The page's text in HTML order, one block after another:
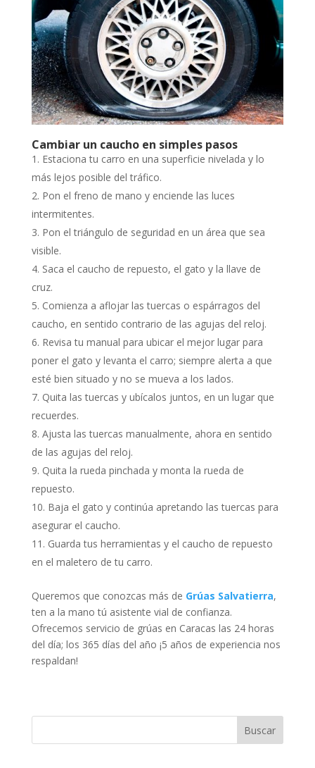
Cambiar un caucho en simples pasos
Estaciona tu carro en una superficie nivelada y lo
más lejos posible del tráfico.
Pon el freno de mano y enciende las luces
intermitentes.
Pon el triángulo de seguridad en un área que sea
visible.
Saca el caucho de repuesto, el gato y la llave de
cruz.
Comienza a aflojar las tuercas o espárragos del
caucho, en sentido contrario de las agujas del reloj.
Revisa tu manual para ubicar el mejor lugar para
poner el gato y levanta el carro; siempre alerta a que
esté bien situado y no se mueva a los lados.
Quita las tuercas y ubícalos juntos, en un lugar que
recuerdes.
Ajusta las tuercas manualmente, ahora en sentido
de las agujas del reloj.
Quita la rueda pinchada y monta la rueda de
repuesto.
Baja el gato y continúa apretando las tuercas para
asegurar el caucho.
Guarda tus herramientas y el caucho de repuesto
en el maletero de tu carro.
Queremos que conozcas más de Grúas Salvatierra,
ten a la mano tú asistente vial de confianza.
Ofrecemos servicio de grúas en Caracas las 24 horas
del día; los 365 días del año ¡5 años de experiencia nos
respaldan!